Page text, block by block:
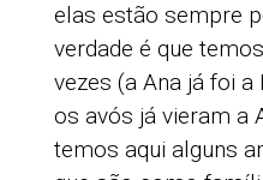
elas estão sempre
verdade é que
vezes (a Ana já foi
os avós já vieram a
temos aqui alguns